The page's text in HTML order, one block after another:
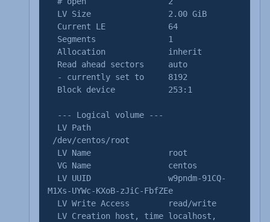
LV Size 2.00 GiB
Current LE 64
Segments 1
Allocation inherit
Read ahead sectors auto
- currently set to 8192
Block device 253:1
--- Logical volume ---
LV Path
/dev/centos/root
LV Name root
VG Name centos
LV UUID w9pndm-91CQ-
M1Xs-UYWc-KXoB-zJiC-FbfZEe
LV Write Access read/write
LV Creation host, time localhost,